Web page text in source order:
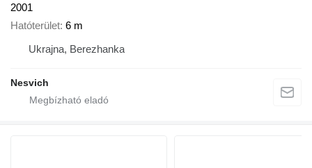
2001
Hatóterület 6 m
Ukrajna, Berezhanka
Nesvich